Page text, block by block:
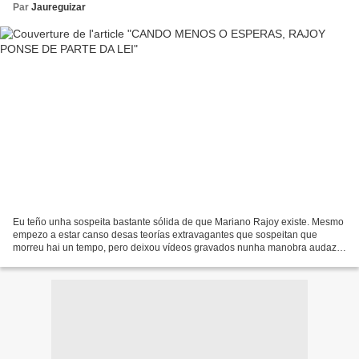
Par Jaureguizar
Eu teño unha sospeita bastante sólida de que Mariano Rajoy existe. Mesmo
empezo a estar canso desas teorías extravagantes que sospeitan que
morreu hai un tempo, pero deixou vídeos gravados nunha manobra audaz